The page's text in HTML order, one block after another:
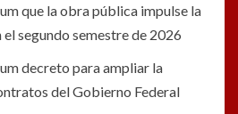
que la obra pública impulse la
segundo semestre de 2026
decreto para ampliar la
del Gobierno Federal